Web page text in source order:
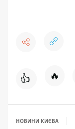
👍 🔥
НОВИНИ КИЄВА